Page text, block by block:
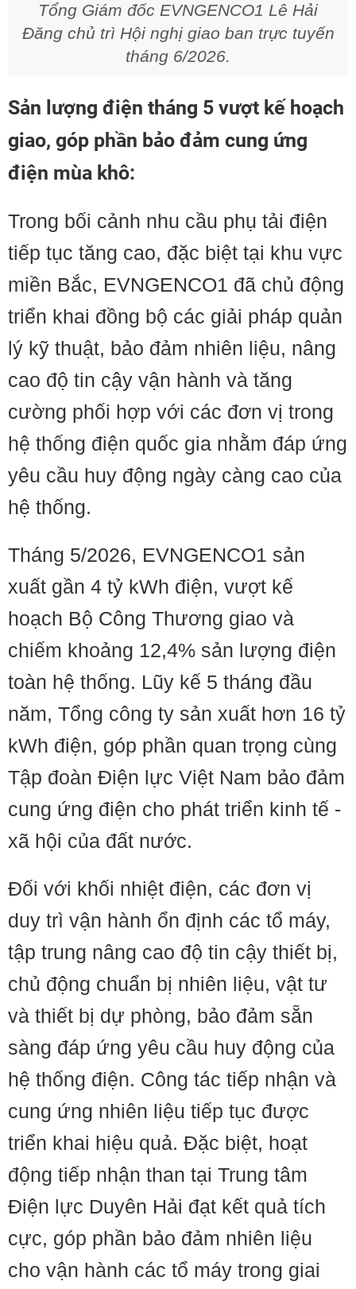
Tổng Giám đốc EVNGENCO1 Lê Hải
Đăng chủ trì Hội nghị giao ban trực tuyến
tháng 6/2026.
Sản lượng điện tháng 5 vượt kế hoạch
giao, góp phần bảo đảm cung ứng
điện mùa khô:
Trong bối cảnh nhu cầu phụ tải điện
tiếp tục tăng cao, đặc biệt tại khu vực
miền Bắc, EVNGENCO1 đã chủ động
triển khai đồng bộ các giải pháp quản
lý kỹ thuật, bảo đảm nhiên liệu, nâng
cao độ tin cậy vận hành và tăng
cường phối hợp với các đơn vị trong
hệ thống điện quốc gia nhằm đáp ứng
yêu cầu huy động ngày càng cao của
hệ thống.
Tháng 5/2026, EVNGENCO1 sản
xuất gần 4 tỷ kWh điện, vượt kế
hoạch Bộ Công Thương giao và
chiếm khoảng 12,4% sản lượng điện
toàn hệ thống. Lũy kế 5 tháng đầu
năm, Tổng công ty sản xuất hơn 16 tỷ
kWh điện, góp phần quan trọng cùng
Tập đoàn Điện lực Việt Nam bảo đảm
cung ứng điện cho phát triển kinh tế -
xã hội của đất nước.
Đối với khối nhiệt điện, các đơn vị
duy trì vận hành ổn định các tổ máy,
tập trung nâng cao độ tin cậy thiết bị,
chủ động chuẩn bị nhiên liệu, vật tư
và thiết bị dự phòng, bảo đảm sẵn
sàng đáp ứng yêu cầu huy động của
hệ thống điện. Công tác tiếp nhận và
cung ứng nhiên liệu tiếp tục được
triển khai hiệu quả. Đặc biệt, hoạt
động tiếp nhận than tại Trung tâm
Điện lực Duyên Hải đạt kết quả tích
cực, góp phần bảo đảm nhiên liệu
cho vận hành các tổ máy trong giai